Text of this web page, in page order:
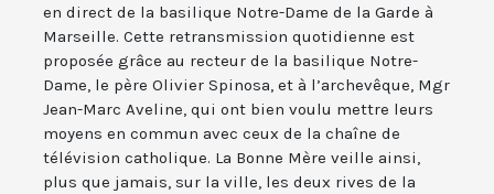
en direct de la basilique Notre-Dame de la Garde à
Marseille. Cette retransmission quotidienne est
proposée grâce au recteur de la basilique Notre-
Dame, le père Olivier Spinosa, et à l’archevêque, Mgr
Jean-Marc Aveline, qui ont bien voulu mettre leurs
moyens en commun avec ceux de la chaîne de
télévision catholique. La Bonne Mère veille ainsi,
plus que jamais, sur la ville, les deux rives de la